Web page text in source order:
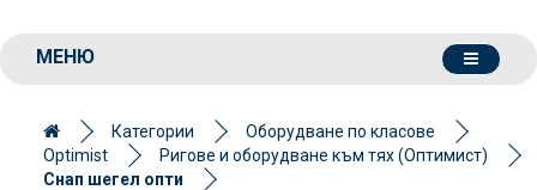
МЕНЮ
Категории
Оборудване по класове
Optimist
Ригове и оборудване към тях (Оптимист)
Снап шегел опти